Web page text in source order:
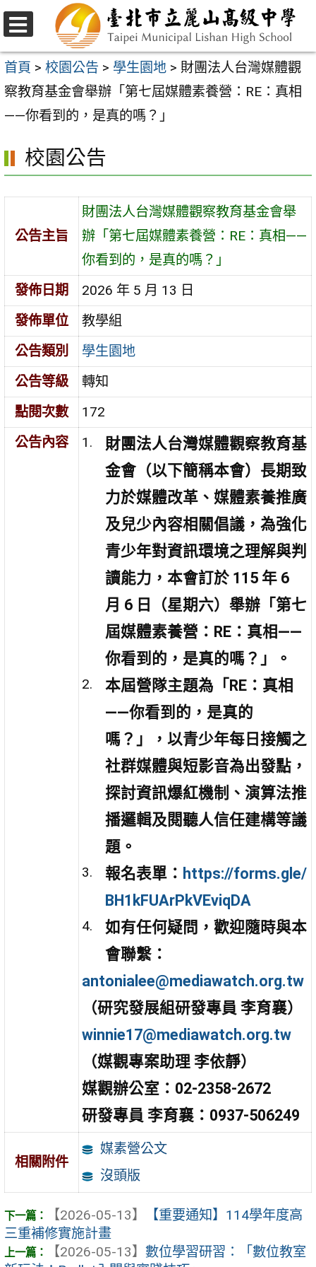
跳
至
主
要
區
選
單
首頁 > 校園公告 > 學生園地 > 財團法人台灣媒體觀
察教育基金會舉辦「第七屆媒體素養營：RE：真相
——你看到的，是真的嗎？」
校園公告
公告主旨
財團法人台灣媒體觀察教育基金會舉
辦「第七屆媒體素養營：RE：真相——
你看到的，是真的嗎？」
發佈日期
2026 年 5 月 13 日
發佈單位
教學組
公告類別
學生園地
公告等級
轉知
點閱次數
172
公告內容
財團法人台灣媒體觀察教育基
金會（以下簡稱本會）長期致
力於媒體改革、媒體素養推廣
及兒少內容相關倡議，為強化
青少年對資訊環境之理解與判
讀能力，本會訂於 115 年 6
月 6 日（星期六）舉辦「第七
屆媒體素養營：RE：真相——
你看到的，是真的嗎？」。
本屆營隊主題為「RE：真相
——你看到的，是真的
嗎？」，以青少年每日接觸之
社群媒體與短影音為出發點，
探討資訊爆紅機制、演算法推
播邏輯及閱聽人信任建構等議
題。
報名表單： https://forms.gle/
BH1kFUArPkVEviqDA
如有任何疑問，歡迎隨時與本
會聯繫：
antonialee@mediawatch.org.tw
（研究發展組研發專員 李育襄）
winnie17@mediawatch.org.tw
（媒觀專案助理 李依靜）
媒觀辦公室：02-2358-2672
研發專員 李育襄：0937-506249
相關附件
媒素營公文
沒頭版
【2026-05-13】
【重要通知】114學年度高
三重補修實施計畫
【2026-05-13】 數位學習研習：「數位教室